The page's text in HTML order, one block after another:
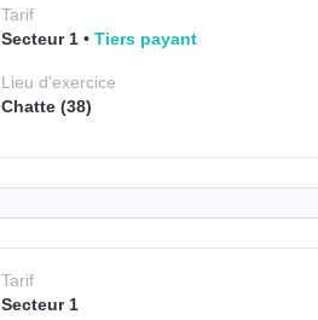
Tarif
Secteur 1
Tiers payant
Lieud'exercice
Chatte (38)
Tarif
Secteur 1